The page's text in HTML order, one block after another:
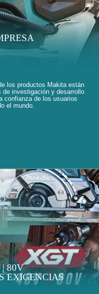
los productos Makita están
investigación y desarrollo
confianza de los usuarios
el mundo.
80V
EXIGENCIAS